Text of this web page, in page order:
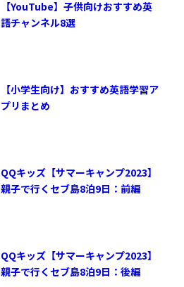
【YouTube】子供向けおすすめ英
語チャンネル8選
【小学生向け】おすすめ英語学習ア
プリまとめ
QQキッズ【サマーキャンプ2023】
親子で行くセブ島8泊9日：前編
QQキッズ【サマーキャンプ2023】
親子で行くセブ島8泊9日：後編